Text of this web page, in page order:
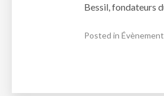
Bessil, fondateurs
Posted in